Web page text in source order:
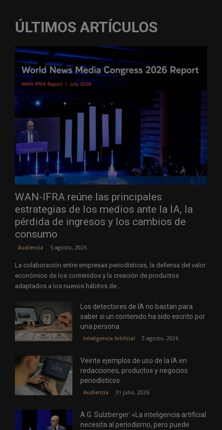
ÚLTIMOS ARTÍCULOS
WAN-IFRA reúne las principales
estrategias de los medios ante la IA, la
pérdida de ingresos y los cambios de
consumo
Audiencia 5 agosto, 2026
La colaboración entre empresas periodísticas, la defensa del valor
económico de los contenidos y la creación de productos
adaptados a los nuevos hábitos de...
Los detectores de IA no bastan para
saber si un contenido ha sido escrito por
una persona
Inteligencia Artificial 3 agosto, 2026
Veinte ejemplos de uso de la IA en
redacciones, productos y negocios
periodísticos
Audiencia 31 julio, 2026
A.G. Sulzberger: «La inteligencia artificial
necesita al periodismo, pero puede